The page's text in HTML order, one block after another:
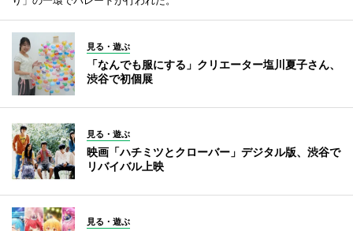
見る・遊ぶ
「なんでも服にする」クリエーター塩川夏子さん、
渋谷で初個展
見る・遊ぶ
映画「ハチミツとクローバー」デジタル版、渋谷で
リバイバル上映
見る・遊ぶ